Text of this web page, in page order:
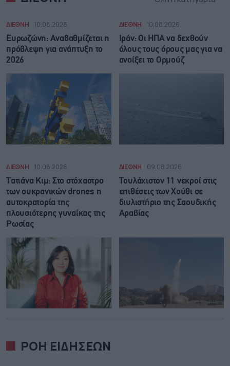
ΔΙΕΘΝΗ 10.08.2026
Ευρωζώνη: Αναβαθμίζεται η
πρόβλεψη για ανάπτυξη το
2026
ΔΙΕΘΝΗ 10.08.2026
Ιράν: Οι ΗΠΑ να δεχθούν
όλους τους όρους μας για να
ανοίξει το Ορμούζ
ΔΙΕΘΝΗ 10.08.2026
Τατιάνα Κιμ: Στο στόχαστρο
των ουκρανικών drones η
αυτοκρατορία της
πλουσιότερης γυναίκας της
Ρωσίας
ΔΙΕΘΝΗ 09.08.2026
Τουλάχιστον 11 νεκροί στις
επιθέσεις των Χούθι σε
διυλιστήριο της Σαουδικής
Αραβίας
ΡΟΗ ΕΙΔΗΣΕΩΝ